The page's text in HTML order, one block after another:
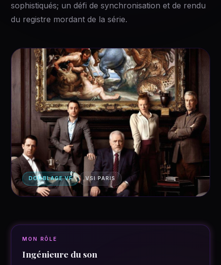
sophistiqués; un défi de synchronisation et de rendu
du registre mordant de la série.
DOUBLAGE VF VSI PARIS
MON RÔLE
Ingénieure du son